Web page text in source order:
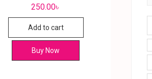
250.00৳
Add to cart
Buy Now